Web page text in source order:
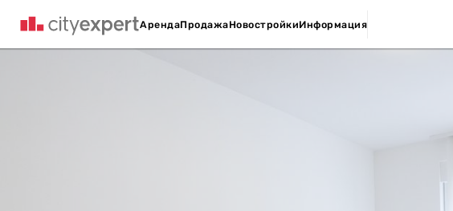
АрендаПродажаНовостройкиИнформация